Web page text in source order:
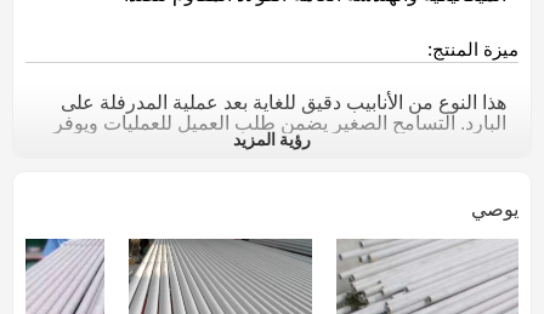
ميزة المنتج:
هذا النوع من الأنابيب دقيق للغاية بعد عملية المدرفلة على
البارد. التسامح الصغير يضمن طلب العميل للعمليات ويوفر
درجة C سي مليون P
S كر
N
1.4306
0.03max
1.0max
2.0max
0.045
كحد
0.015max
18-
20
10-
0.1
1max
رؤية المزيد
يوصي